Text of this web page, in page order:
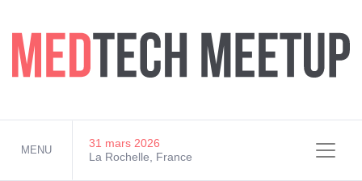
MEDTECH MEETUP 2026
MENU
31 mars 2026
La Rochelle, France